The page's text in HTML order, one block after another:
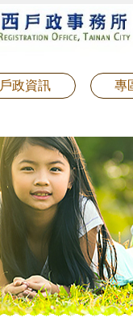
戶政資訊 專